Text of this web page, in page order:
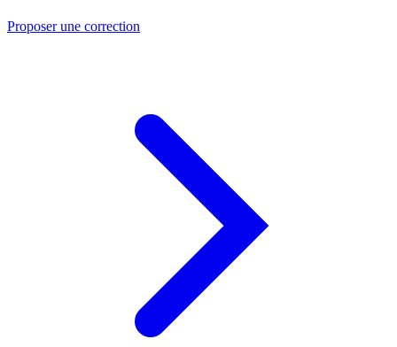
Proposer une correction